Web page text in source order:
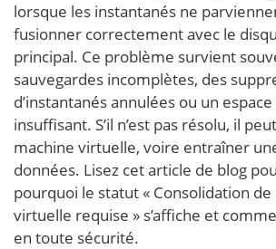
lorsque les instantanés ne
fusionner correctement avec le
principal. Ce problème survient
sauvegardes incomplètes, des
d’instantanés annulées ou un
insuffisant. S’il n’est pas résolu, il
machine virtuelle, voire entraîner
données. Lisez cet article de blog
pourquoi le statut « Consolidation de
virtuelle requise » s’affiche et
en toute sécurité.